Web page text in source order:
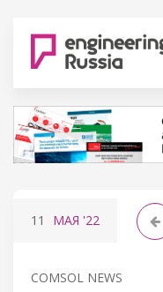
11 МАЯ '22
COMSOL NEWS